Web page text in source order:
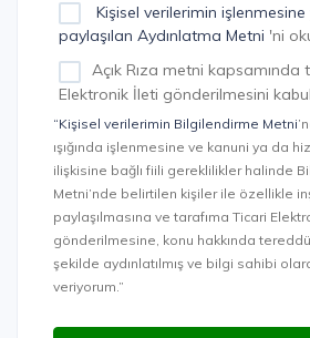
Kişisel verilerimin
paylaşılan Aydınlatma Metni 'ni
Açık Rıza metni kapsamında
Elektronik İleti gönderilmesini
“Kişisel verilerimin Bilgilendirme Metni
ışığında işlenmesine ve kanuni ya da
ilişkisine bağlı fiili gereklilikler halinde
Metni’nde belirtilen kişiler ile özellikle
paylaşılmasına ve tarafıma Ticari
gönderilmesine, konu hakkında
şekilde aydınlatılmış ve bilgi sahibi
veriyorum.”